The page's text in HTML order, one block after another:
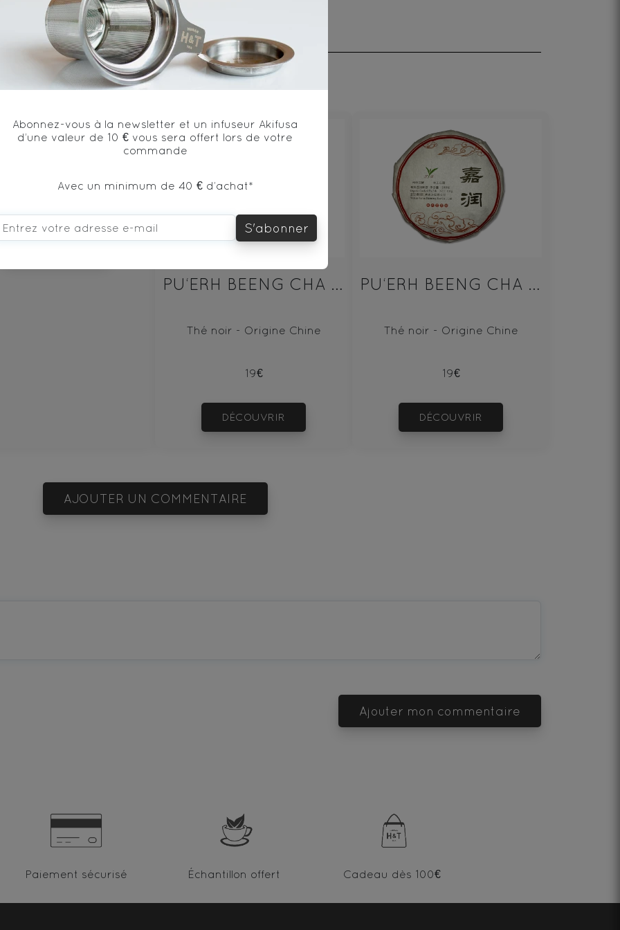
vous aimerez aussi...
PU‘ERH BEENG CHA SHENG 100g
Thé noir - Origine Chine
19€
DÉCOUVRIR
PU‘ERH BEENG CHA SHU 100g
Thé noir - Origine Chine
19€
DÉCOUVRIR
AJOUTER UN COMMENTAIRE
Ajouter mon commentaire
Abonnez-vous à la newsletter et un infuseur Akifusa
d’une valeur de 10 € vous sera offert lors de votre
commande
Avec un minimum de 40 € d’achat*
S'abonner
Paiement sécurisé Échantillon offert Cadeau dès 100€